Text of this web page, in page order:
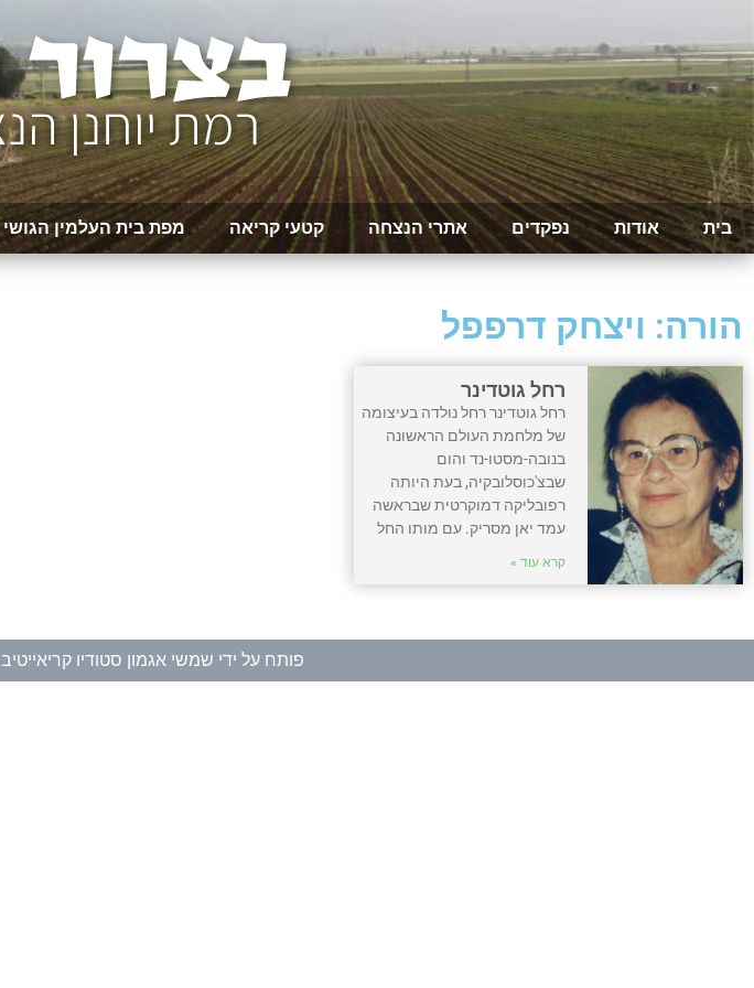
בית אודות נפקדים אתרי הנצחה קטעי קריאה מפת בית העלמין הגושי
הורה: ויצחק דרפפל
רחל גוטדינר
רחל גוטדינר רחל נולדה בעיצומה
של מלחמת העולם הראשונה
בנובה-מסטו-נד והום
שבצ'כוסלובקיה, בעת היותה
רפובליקה דמוקרטית שבראשה
עמד יאן מסריק. עם מותו החל
קרא עוד »
פותח על ידי שמשי אגמון סטודיו קריאייטיב